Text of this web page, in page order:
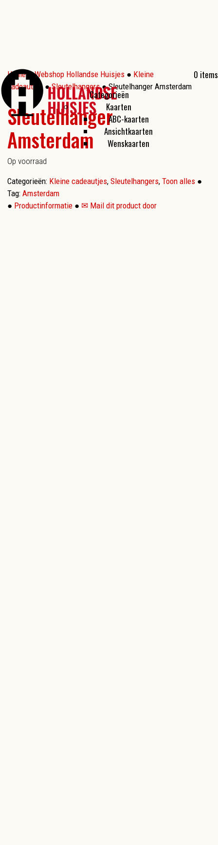
0 items
Categorieën
Kaarten
ABC-kaarten
Ansichtkaarten
Wenskaarten
Home●Webshop Hollandse Huisjes ● Kleine
cadeautjes●Sleutelhangers● Sleutelhanger Amsterdam
Sleutelhanger
Amsterdam
Op voorraad
Categorieën: Kleine cadeautjes, Sleutelhangers, Toon alles ●
Tag: Amsterdam
● Productinformatie ● ✉ Mail dit product door